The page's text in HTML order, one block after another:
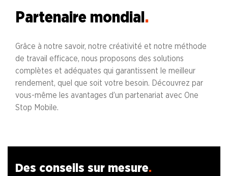
Partenaire mondial .
Grâce à notre savoir, notre créativité et notre méthode
de travail efficace, nous proposons des solutions
complètes et adéquates qui garantissent le meilleur
rendement, quel que soit votre besoin. Découvrez par
vous-même les avantages d’un partenariat avec One
Stop Mobile.
Des conseils sur mesure